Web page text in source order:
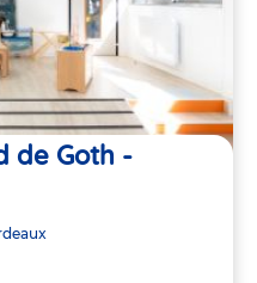
de Goth -